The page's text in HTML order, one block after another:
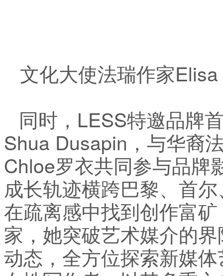
文化大使法瑞作家
同时，LESS特邀品牌
Shua Dusapin，与华裔
Chloe罗衣共同参与品牌
成长轨迹横跨巴黎、首
在疏离感中找到创作富
家，她突破艺术媒介的
动态，全方位探索新媒